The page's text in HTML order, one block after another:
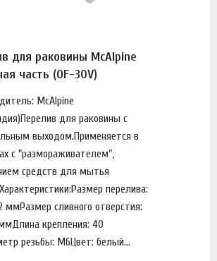
для раковины McAlpine
часть (OF-30V)
McAlpine
для раковины с
выходом.Применяется в
с "размораживателем",
средств для мытья
перелива:
ммРазмер сливного отверстия:
крепления: 40
резьбы: М6Цвет: белый...